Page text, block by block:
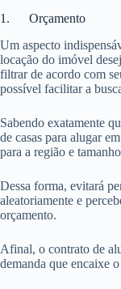
1. Orçamento
Um aspecto
locação do imóvel
filtrar de acordo com
possível facilitar a
Sabendo exatamente
de casas para alugar
para a região e
Dessa forma, evitará
aleatoriamente e
orçamento.
Afinal, o contrato de
demanda que encaixe